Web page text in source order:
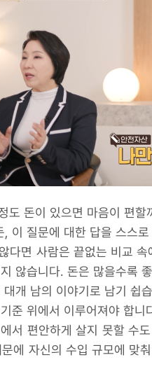
돈이 있으면 마음이 편
이 질문에 대한 답을 스스
면 사람은 끝없는 비교
않습니다. 돈은 많을수록
개 남의 이야기로 남기 쉽
위에서 이루어져야 합니
서 편안하게 살지 못할 수
에 자신의 수입 규모에 맞